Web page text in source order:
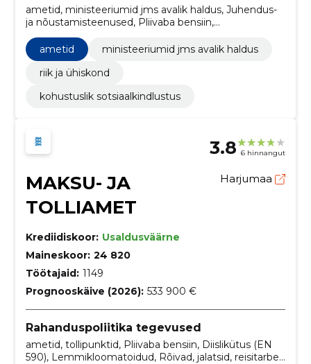
ametid, ministeeriumid jms avalik haldus, Juhendus-
ja nõustamisteenused, Pliivaba bensiin,
Mitmesugused pealisrõivad, Telefoni- ja
andmeedastusteenused, Uurimis- ja arendustöö
planeerimine ning elluviimine, Tualettpaber,
taskurätikud, käterätikud ja salvrätikud, Majutusega
ametid
ministeeriumid jms avalik haldus
riik ja ühiskond
kohustuslik sotsiaalkindlustus
3.8 6 hinnangut
MAKSU- JA
TOLLIAMET
Harjumaa
Krediidiskoor: Usaldusväärne
Maineskoor: 24 820
Töötajaid: 1149
Prognooskäive (2026): 533 900 €
Rahanduspoliitika tegevused
ametid, tollipunktid, Pliivaba bensiin, Diislikütus (EN
590), Lemmikloomatoidud, Rõivad, jalatsid, reisitarbed